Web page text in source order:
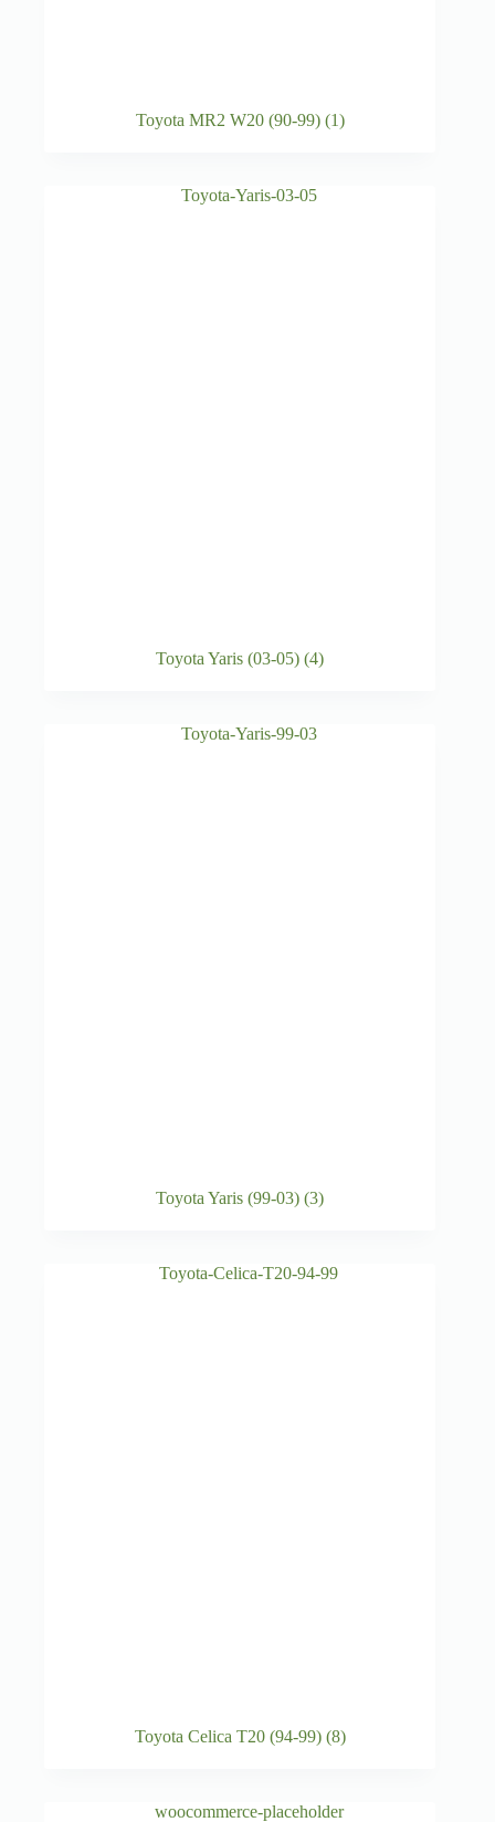
Toyota MR2 W20 (90-99) (1)
Toyota Yaris (03-05)(4)
Toyota Yaris (99-03)(3)
Toyota Celica T20 (94-99) (8)